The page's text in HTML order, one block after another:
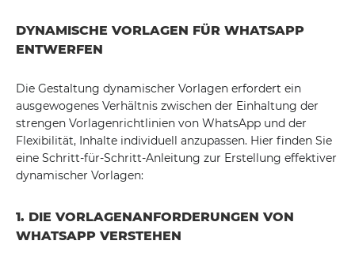
DYNAMISCHE VORLAGEN FÜR WHATSAPP
ENTWERFEN
Die Gestaltung dynamischer Vorlagen erfordert ein
ausgewogenes Verhältnis zwischen der Einhaltung der
strengen Vorlagenrichtlinien von WhatsApp und der
Flexibilität, Inhalte individuell anzupassen. Hier finden Sie
eine Schritt-für-Schritt-Anleitung zur Erstellung effektiver
dynamischer Vorlagen:
1. DIE VORLAGENANFORDERUNGEN VON
WHATSAPP VERSTEHEN